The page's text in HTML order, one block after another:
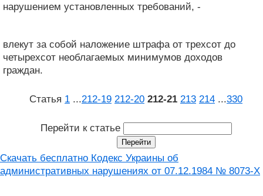
нарушением установленных требований, -
влекут за собой наложение штрафа от трехсот до
четырехсот необлагаемых минимумов доходов
граждан.
Статья 1 ...212‑19 212‑20 212‑21 213 214 ...330
Перейти к статье
Скачать бесплатно Кодекс Украины об
административных нарушениях от 07.12.1984 № 8073-X